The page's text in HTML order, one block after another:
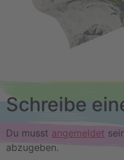
Schreibe
Du musst angemeldet
abzugeben.